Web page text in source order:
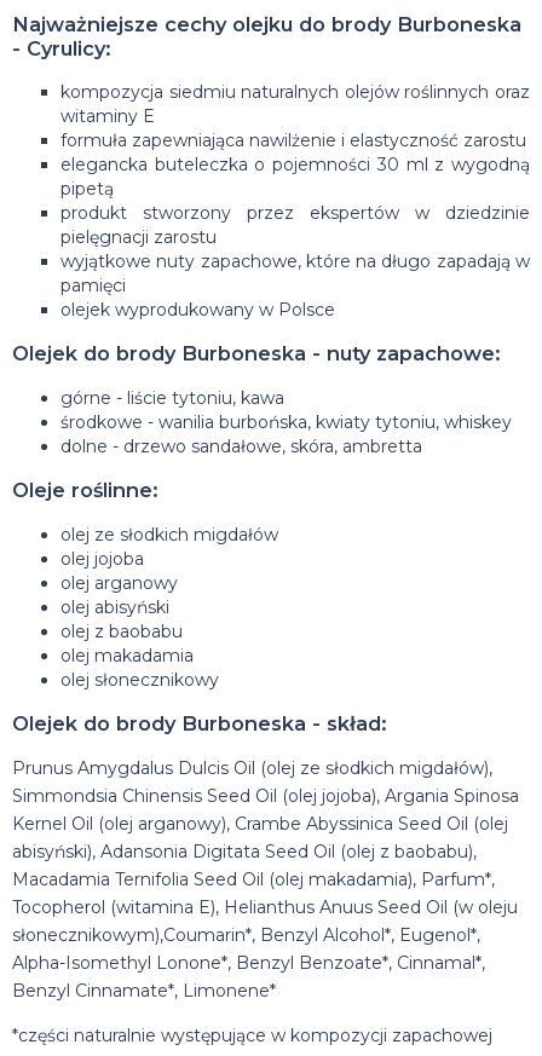
Najważniejsze cechy olejku do brody Burboneska
- Cyrulicy:
kompozycja siedmiu naturalnych olejów roślinnych oraz
witaminy E
formuła zapewniająca nawilżenie i elastyczność zarostu
elegancka buteleczka o pojemności 30 ml z wygodną
pipetą
produkt stworzony przez ekspertów w dziedzinie
pielęgnacji zarostu
wyjątkowe nuty zapachowe, które na długo zapadają w
pamięci
olejek wyprodukowany w Polsce
Olejek do brody Burboneska - nuty zapachowe:
górne - liście tytoniu, kawa
środkowe - wanilia burbońska, kwiaty tytoniu, whiskey
dolne - drzewo sandałowe, skóra, ambretta
Oleje roślinne:
olej ze słodkich migdałów
olej jojoba
olej arganowy
olej abisyński
olej z baobabu
olej makadamia
olej słonecznikowy
Olejek do brody Burboneska - skład:
Prunus Amygdalus Dulcis Oil (olej ze słodkich migdałów),
Simmondsia Chinensis Seed Oil (olej jojoba), Argania Spinosa
Kernel Oil (olej arganowy), Crambe Abyssinica Seed Oil (olej
abisyński), Adansonia Digitata Seed Oil (olej z baobabu),
Macadamia Ternifolia Seed Oil (olej makadamia), Parfum*,
Tocopherol (witamina E), Helianthus Anuus Seed Oil (w oleju
słonecznikowym),Coumarin*, Benzyl Alcohol*, Eugenol*,
Alpha-Isomethyl Lonone*, Benzyl Benzoate*, Cinnamal*,
Benzyl Cinnamate*, Limonene*
*części naturalnie występujące w kompozycji zapachowej